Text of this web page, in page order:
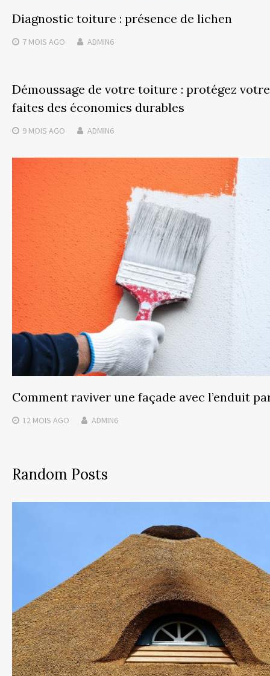
Diagnostic toiture : présence de lichen
7 MOIS AGO ADMIN6
Démoussage de votre toiture : protégez
faites des économies durables
9 MOIS AGO ADMIN6
Comment raviver une façade avec l’enduit
12 MOIS AGO ADMIN6
Random Posts